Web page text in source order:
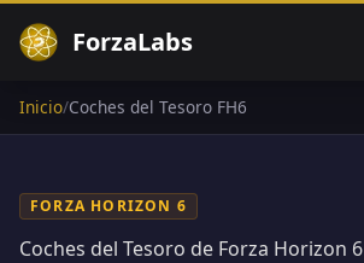
ForzaLabs
Inicio/Coches del Tesoro FH6
FORZA HORIZON 6
Coches del Tesoro de Forza Horizon 6